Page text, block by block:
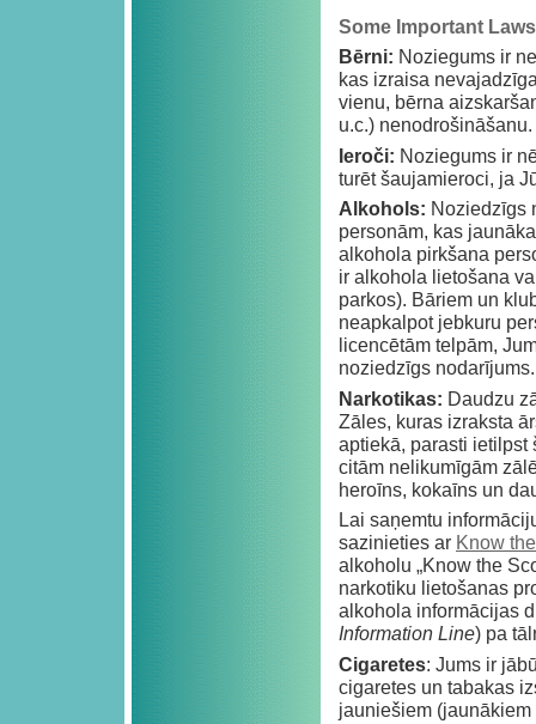
Some Important
Bērni: Noziegums ir
kas izraisa
vienu, bērna
u.c.) nenodrošināšanu.
Ieroči: Noziegums ir
turēt šaujamieroci, ja
Alkohols: Noziedzīgs
personām, kas
alkohola pirkšana
ir alkohola lietošana
parkos). Bāriem un
neapkalpot jebkuru
licencētām telpām,
noziedzīgs nodarījums.
Narkotikas: Daudzu
Zāles, kuras izraksta
aptiekā, parasti ietilpst
citām nelikumīgām
heroīns, kokaīns un
Lai saņemtu
sazinieties ar Know
alkoholu „Know the
narkotiku lietošanas
alkohola informācijas
Information Line) pa
Cigaretes: Jums ir
cigaretes un tabakas
jauniešiem